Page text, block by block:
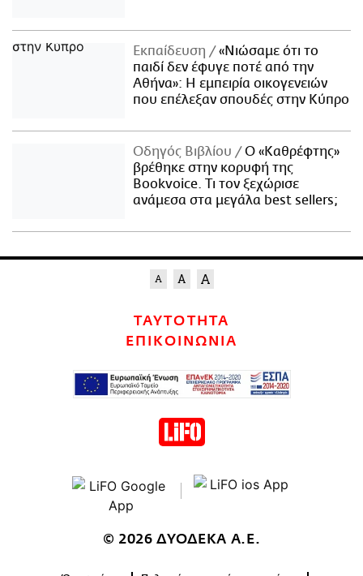
Εκπαίδευση
«Νιώσαμε ότι το
παιδί δεν έφυγε ποτέ από την
Αθήνα»: Η εμπειρία οικογενειών
που επέλεξαν σπουδές στην Κύπρο
Οδηγός Βιβλίου
Ο «Καθρέφτης»
βρέθηκε στην κορυφή της
Bookvoice. Τι τον ξεχώρισε
ανάμεσα στα μεγάλα best sellers;
ΤΑΥΤΟΤΗΤΑ
ΕΠΙΚΟΙΝΩΝΙΑ
© 2026 ΔΥΟΔΕΚΑ Α.Ε.